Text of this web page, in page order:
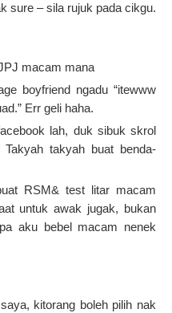
sure – sila rujuk pada cikgu.
macam mana
boyfriend ngadu “itewww
Err geli haha.
lah, duk sibuk skrol
takyah buat benda-
RSM& test litar macam
untuk awak jugak, bukan
aku bebel macam nenek
kitorang boleh pilih nak